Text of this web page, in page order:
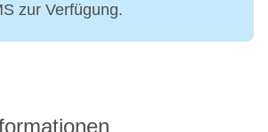
zur Verfügung.